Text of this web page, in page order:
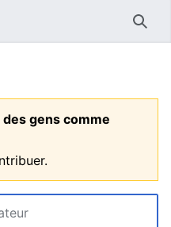
gens comme